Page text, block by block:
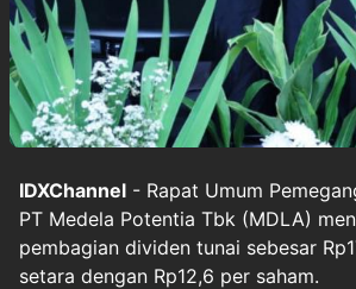
IDXChannel - Rapat Umum
PT Medela Potentia Tbk (MDLA)
pembagian dividen tunai sebesar
setara dengan Rp12,6 per saham.